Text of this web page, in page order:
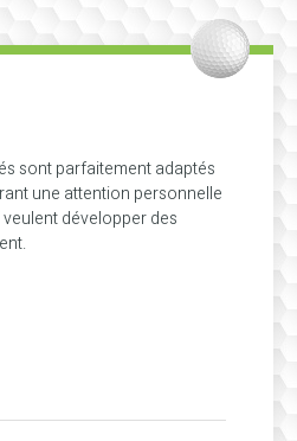
sont parfaitement adaptés
une attention personnelle
développer des